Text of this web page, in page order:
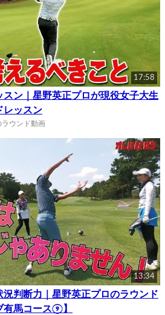
17:58
スン｜星野英正プロが現役女子大生
レッスン
ラウンド動画
13:34
況判断力｜星野英正プロのラウンド
有馬コース⑨】